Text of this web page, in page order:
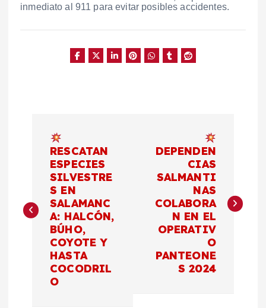
inmediato al 911 para evitar posibles accidentes.
e
RESCATAN
ESPECIES
SILVESTRE
S EN
SALAMANC
A: HALCÓN,
BÚHO,
COYOTE Y
HASTA
COCODRIL
O
DEPENDEN
CIAS
SALMANTI
NAS
COLABORA
N EN EL
OPERATIV
O
PANTEONE
S 2024